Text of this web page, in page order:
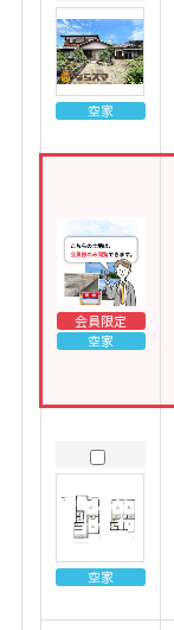
空家
会員限定
空家
空家